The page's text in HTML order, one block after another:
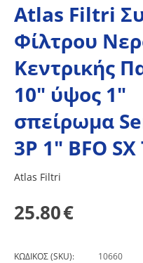
Atlas Filtri
Φίλτρου
Κεντρικής
10" ύψος 1"
σπείρωμα
3P 1" BFO SX
Atlas Filtri
25.80€
ΚΩΔΙΚΟΣ (SKU):
10660